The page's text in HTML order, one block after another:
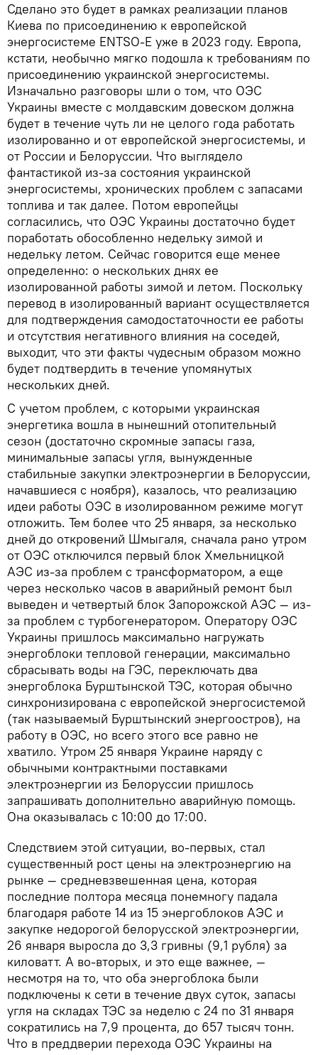
Сделано это будет в рамках реализации планов
Киева по присоединению к европейской
энергосистеме ENTSO-E уже в 2023 году. Европа,
кстати, необычно мягко подошла к требованиям по
присоединению украинской энергосистемы.
Изначально разговоры шли о том, что ОЭС
Украины вместе с молдавским довеском должна
будет в течение чуть ли не целого года работать
изолированно и от европейской энергосистемы, и
от России и Белоруссии. Что выглядело
фантастикой из-за состояния украинской
энергосистемы, хронических проблем с запасами
топлива и так далее. Потом европейцы
согласились, что ОЭС Украины достаточно будет
поработать обособленно недельку зимой и
недельку летом. Сейчас говорится еще менее
определенно: о нескольких днях ее
изолированной работы зимой и летом. Поскольку
перевод в изолированный вариант осуществляется
для подтверждения самодостаточности ее работы
и отсутствия негативного влияния на соседей,
выходит, что эти факты чудесным образом можно
будет подтвердить в течение упомянутых
нескольких дней.
С учетом проблем, с которыми украинская
энергетика вошла в нынешний отопительный
сезон (достаточно скромные запасы газа,
минимальные запасы угля, вынужденные
стабильные закупки электроэнергии в Белоруссии,
начавшиеся с ноября), казалось, что реализацию
идеи работы ОЭС в изолированном режиме могут
отложить. Тем более что 25 января, за несколько
дней до откровений Шмыгаля, сначала рано утром
от ОЭС отключился первый блок Хмельницкой
АЭС из-за проблем с трансформатором, а еще
через несколько часов в аварийный ремонт был
выведен и четвертый блок Запорожской АЭС — из-
за проблем с турбогенератором. Оператору ОЭС
Украины пришлось максимально нагружать
энергоблоки тепловой генерации, максимально
сбрасывать воды на ГЭС, переключать два
энергоблока Бурштынской ТЭС, которая обычно
синхронизирована с европейской энергосистемой
(так называемый Бурштынский энергоостров), на
работу в ОЭС, но всего этого все равно не
хватило. Утром 25 января Украине наряду с
обычными контрактными поставками
электроэнергии из Белоруссии пришлось
запрашивать дополнительно аварийную помощь.
Она оказывалась с 10:00 до 17:00.
Следствием этой ситуации, во-первых, стал
существенный рост цены на электроэнергию на
рынке — средневзвешенная цена, которая
последние полтора месяца понемногу падала
благодаря работе 14 из 15 энергоблоков АЭС и
закупке недорогой белорусской электроэнергии,
26 января выросла до 3,3 гривны (9,1 рубля) за
киловатт. А во-вторых, и это еще важнее, —
несмотря на то, что оба энергоблока были
подключены к сети в течение двух суток, запасы
угля на складах ТЭС за неделю с 24 по 31 января
сократились на 7,9 процента, до 657 тысяч тонн.
Что в преддверии перехода ОЭС Украины на